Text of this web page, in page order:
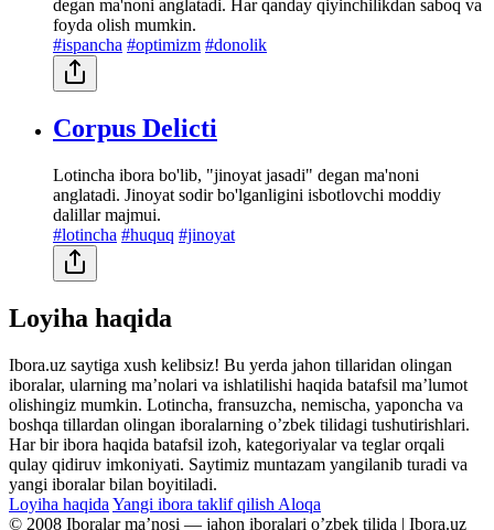
degan ma'noni anglatadi. Har qanday qiyinchilikdan saboq va
foyda olish mumkin.
#ispancha #optimizm #donolik
Corpus Delicti
Lotincha ibora bo'lib, "jinoyat jasadi" degan ma'noni
anglatadi. Jinoyat sodir bo'lganligini isbotlovchi moddiy
dalillar majmui.
#lotincha #huquq #jinoyat
Loyiha haqida
Ibora.uz saytiga xush kelibsiz! Bu yerda jahon tillaridan olingan
iboralar, ularning maʼnolari va ishlatilishi haqida batafsil maʼlumot
olishingiz mumkin. Lotincha, fransuzcha, nemischa, yaponcha va
boshqa tillardan olingan iboralarning oʼzbek tilidagi tushutirishlari.
Har bir ibora haqida batafsil izoh, kategoriyalar va teglar orqali
qulay qidiruv imkoniyati. Saytimiz muntazam yangilanib turadi va
yangi iboralar bilan boyitiladi.
Loyiha haqida Yangi ibora taklif qilish Aloqa
© 2008 Iboralar maʼnosi — jahon iboralari oʼzbek tilida | Ibora.uz